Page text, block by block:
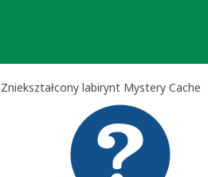
Zniekształcony labirynt Mystery Cache